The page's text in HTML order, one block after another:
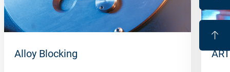
Alloy Blocking